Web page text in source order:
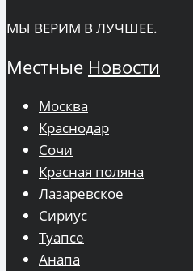
МЫ ВЕРИМ В ЛУЧШЕЕ.
Местные Новости
Москва
Краснодар
Сочи
Красная поляна
Лазаревское
Сириус
Туапсе
Анапа